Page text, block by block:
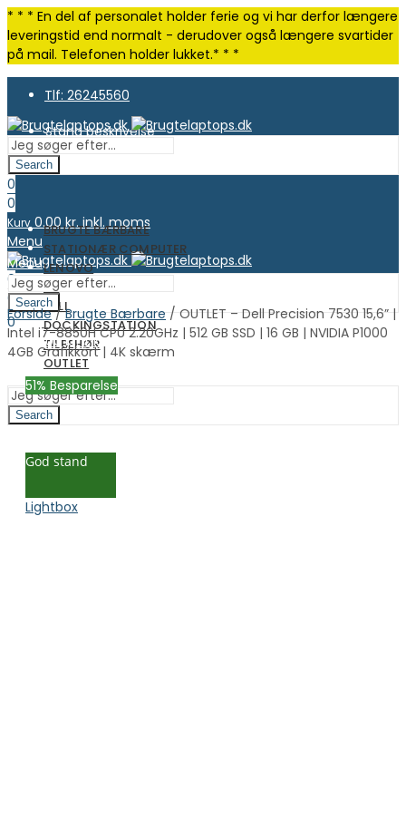
* * * En del af personalet holder ferie og vi har derfor længere
leveringstid end normalt - derudover også længere svartider
på mail. Telefonen holder lukket.* * *
Tlf: 26245560
Stand beskrivelse
Search
0
0
Kurv 0.00kr. inkl. moms
Menu
0
0
Kurv 0.00kr. inkl. moms
BRUGTE BÆRBARE
STATIONÆR COMPUTER
LENOVO
HP
DELL
DOCKINGSTATION
TILBEHØR
OUTLET
Search
Menu
Search
0
Kurv 0.00kr. inkl. moms
Forside/Brugte Bærbare / OUTLET – Dell Precision 7530 15,6” |
Intel i7-8850H CPU 2.20GHz | 512 GB SSD | 16 GB | NVIDIA P1000
4GB Grafikkort | 4K skærm
51% Besparelse
God stand
Lightbox